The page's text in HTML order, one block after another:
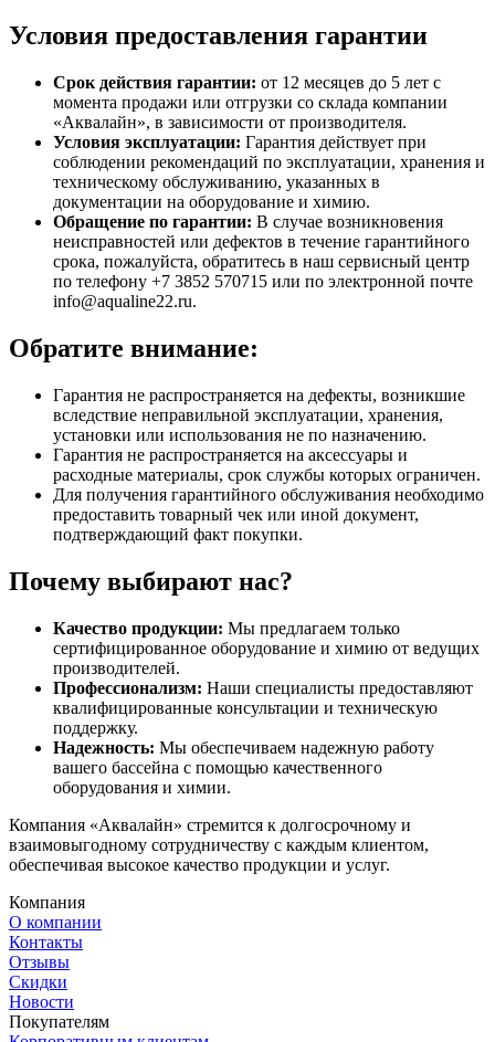
Условия предоставления гарантии
Срок действия гарантии: от 12 месяцев до 5 лет с
момента продажи или отгрузки со склада компании
«Аквалайн», в зависимости от производителя.
Условия эксплуатации: Гарантия действует при
соблюдении рекомендаций по эксплуатации, хранения и
техническому обслуживанию, указанных в
документации на оборудование и химию.
Обращение по гарантии: В случае возникновения
неисправностей или дефектов в течение гарантийного
срока, пожалуйста, обратитесь в наш сервисный центр
по телефону +7 3852 570715 или по электронной почте
info@aqualine22.ru.
Обратите внимание:
Гарантия не распространяется на дефекты, возникшие
вследствие неправильной эксплуатации, хранения,
установки или использования не по назначению.
Гарантия не распространяется на аксессуары и
расходные материалы, срок службы которых ограничен.
Для получения гарантийного обслуживания необходимо
предоставить товарный чек или иной документ,
подтверждающий факт покупки.
Почему выбирают нас?
Качество продукции: Мы предлагаем только
сертифицированное оборудование и химию от ведущих
производителей.
Профессионализм: Наши специалисты предоставляют
квалифицированные консультации и техническую
поддержку.
Надежность: Мы обеспечиваем надежную работу
вашего бассейна с помощью качественного
оборудования и химии.
Компания «Аквалайн» стремится к долгосрочному и
взаимовыгодному сотрудничеству с каждым клиентом,
обеспечивая высокое качество продукции и услуг.
Компания
О компании
Контакты
Отзывы
Скидки
Новости
Покупателям